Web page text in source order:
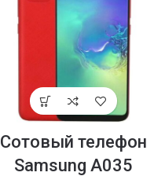
Сотовый телефон
Samsung A035